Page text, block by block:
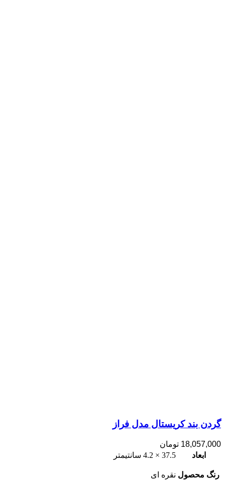
گردن بند کریستال مدل فراز
18,057,000 تومان
ابعاد
37.5 × 4.2 سانتیمتر
رنگ محصول نقره ای